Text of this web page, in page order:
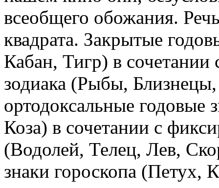
всеобщего обожания.
квадрата. Закрытые
Кабан, Тигр) в
зодиака (Рыбы,
ортодоксальные
Коза) в сочетании с
(Водолей, Телец, Лев,
знаки гороскопа (Петух,